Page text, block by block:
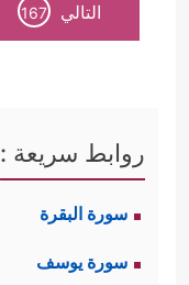
التالي 167
روابط سريعة :
سورة البقرة
سورة يوسف